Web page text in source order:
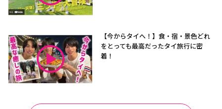
【今からタイへ！】食・宿・景色どれ
をとっても最高だったタイ旅行に密
着！